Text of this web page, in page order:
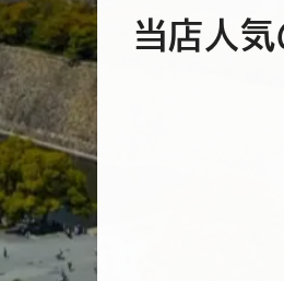
当店人気